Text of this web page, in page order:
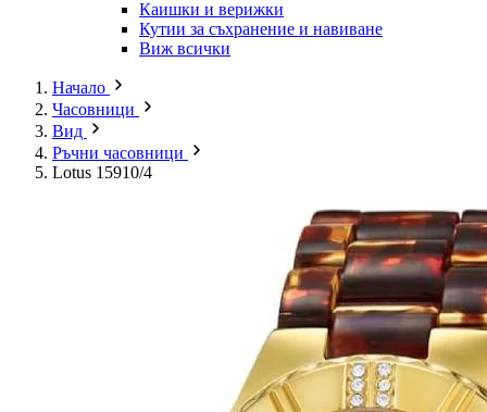
Каишки и верижки
Кутии за съхранение и навиване
Виж всички
Начало
Часовници
Вид
Ръчни часовници
Lotus 15910/4